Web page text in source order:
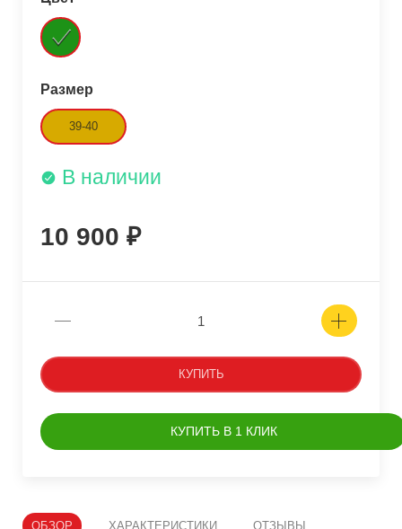
Размер
39-40
В наличии
10 900
КУПИТЬ
КУПИТЬ В 1 КЛИК
ОБЗОР ХАРАКТЕРИСТИКИ ОТЗЫВЫ